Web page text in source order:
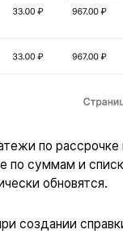
по
по суммам и
обновятся.
создании